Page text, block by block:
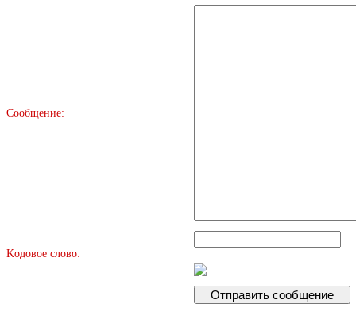
Сообщение:
Kодовое слово: